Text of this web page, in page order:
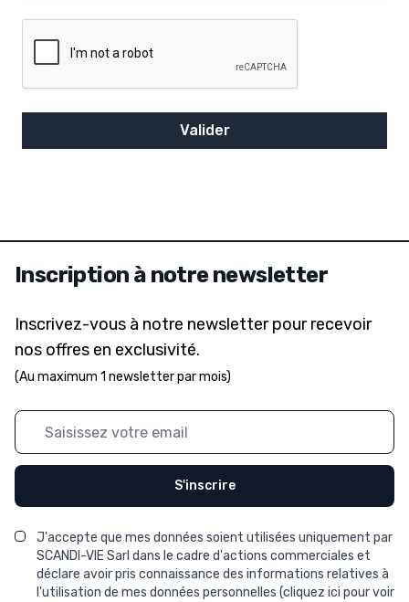
Valider
Inscription à notre newsletter
Inscrivez-vous à notre newsletter pour recevoir
nos offres en exclusivité.
(Au maximum 1 newsletter par mois)
Adresse mail
S'inscrire
J'accepte que mes données soient utilisées uniquement par
SCANDI-VIE Sarl dans le cadre d'actions commerciales et
déclare avoir pris connaissance des informations relatives à
l'utilisation de mes données personnelles (cliquez ici pour voir